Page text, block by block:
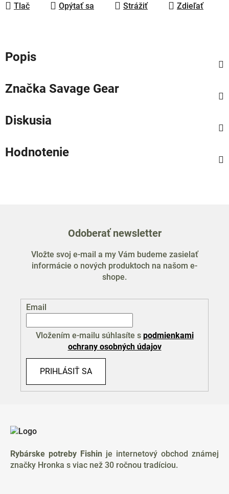
Tlač
Opýtať sa Strážiť Zdieľať
Popis
Značka Savage Gear
Diskusia
Hodnotenie
Odoberať newsletter
Vložte svoj e-mail a my Vám budeme zasielať
informácie o nových produktoch na našom e-
shope.
Email
Vložením e-mailu súhlasíte s podmienkami
ochrany osobných údajov
PRIHLÁSIŤ SA
Rybárske potreby Fishin je internetový obchod známej
značky Hronka s viac než 30 ročnou tradíciou.